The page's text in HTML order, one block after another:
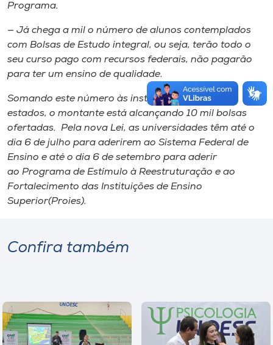
Programa.
— Já chega a mil o número de alunos contemplados
com Bolsas de Estudo integral, ou seja, terão todo o
seu curso pago com recursos federais, não pagarão
para ter um ensino de qualidade.
Somando este número às instituições de outros
estados, o montante está alcançando 10 mil bolsas
ofertadas. Pela nova Lei, as universidades têm até o
dia 6 de julho para aderirem ao Sistema Federal de
Ensino e até o dia 6 de setembro para aderir
ao Programa de Estímulo à Reestruturação e ao
Fortalecimento das Instituições de Ensino
Superior(Proies).
Confira também